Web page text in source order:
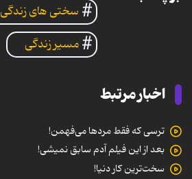
سختی های زندگی
مسیر زندگی
اخبار مرتبط
ترسی که فقط مردها می‌فهمن!
بعد از این فیلم آدم سابق نمیشی!
سخت‌ترین کار دنیا!